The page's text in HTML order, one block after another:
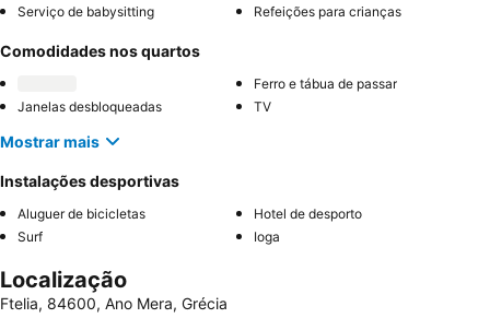
Serviço de babysitting Refeições para crianças
Comodidades nos quartos
Ferro e tábua de passar
Janelas desbloqueadas
TV
Mostrar mais
Instalações desportivas
Aluguer de bicicletas
Hotel de desporto
Surf
Ioga
Localização
Ftelia, 84600, Ano Mera, Grécia